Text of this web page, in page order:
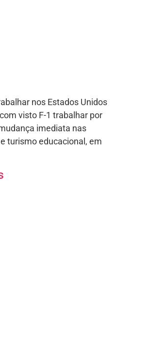
nos Estados Unidos
visto F-1 trabalhar por
imediata nas
turismo educacional, em